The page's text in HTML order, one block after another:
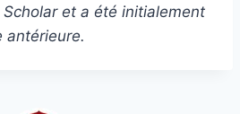
et a été initialement
antérieure.